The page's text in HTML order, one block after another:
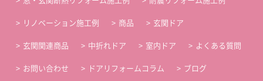
リノベーション施工例 商品 玄関ドア
玄関関連商品 中折れドア 室内ドア よくある質問
お問い合わせ ドアリフォームコラム ブログ